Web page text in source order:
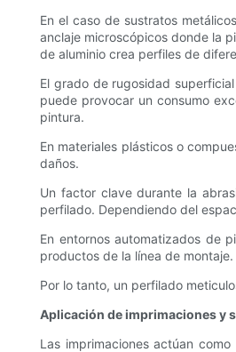
En el caso de sustratos
anclaje microscópicos donde la
de aluminio crea perfiles de
El grado de rugosidad
puede provocar un consumo
pintura.
En materiales plásticos o
daños.
Un factor clave durante la
perfilado. Dependiendo del
En entornos automatizados de
productos de la línea de
Por lo tanto, un perfilado
Aplicación de imprimaciones y
Las imprimaciones actúan